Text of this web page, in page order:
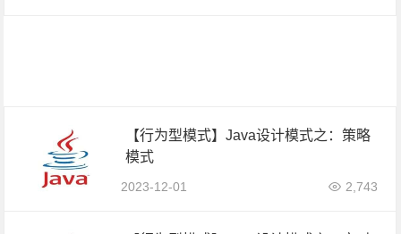
【行为型模式】Java设计模式之：策略
模式
2023-12-01 2,743